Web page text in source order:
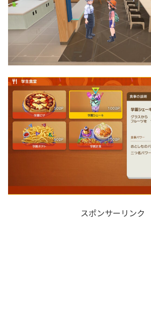
スポンサーリンク